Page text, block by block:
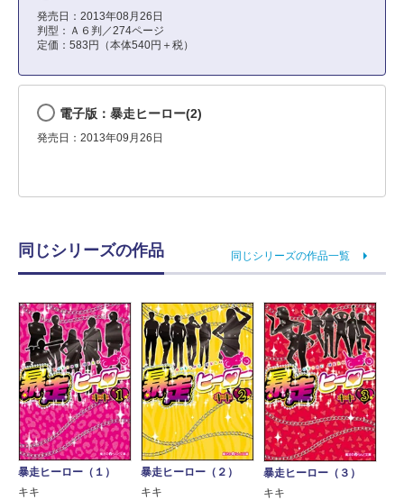
発売日：2013年08月26日
判型：Ａ６判／274ページ
定価：583円（本体540円＋税）
電子版：暴走ヒーロー(2)
発売日：2013年09月26日
同じシリーズの作品 同じシリーズの作品一覧
暴走ヒーロー（１）
キキ
暴走ヒーロー（２）
キキ
暴走ヒーロー（３）
キキ